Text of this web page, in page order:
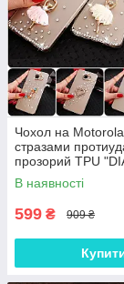
Чохол на Motorola
стразами
прозорий TPU
В наявності
599 ₴ 909 ₴